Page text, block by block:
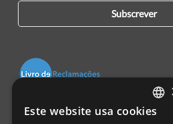
Subscrever
Centro de Arbitragem de Conflitos de
Este website usa cookies